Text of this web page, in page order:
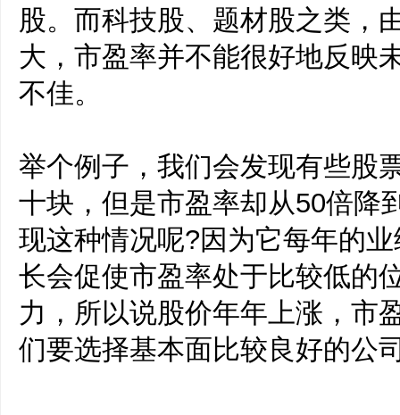
股。而科技股、题材股之类，
大，市盈率并不能很好地反映
不佳。
举个例子，我们会发现有些股
十块，但是市盈率却从50倍降
现这种情况呢?因为它每年的
长会促使市盈率处于比较低的
力，所以说股价年年上涨，市
们要选择基本面比较良好的公